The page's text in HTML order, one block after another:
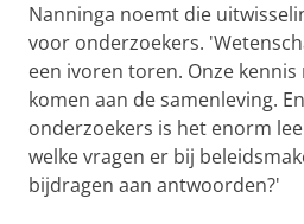
Nanninga noemt die
voor onderzoekers.
een ivoren toren. Onze
komen aan de samenleving.
onderzoekers is het enorm
welke vragen er bij
bijdragen aan antwoorden?'